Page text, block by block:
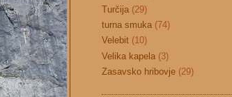
Turčija (29)
turna smuka (74)
Velebit (10)
Velika kapela (3)
Zasavsko hribovje (29)